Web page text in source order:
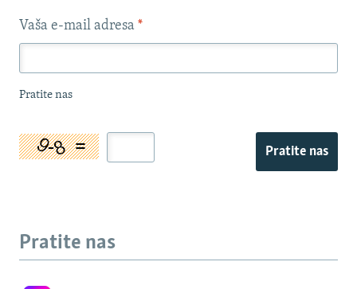
Vaša e-mail adresa *
Pratite nas
Pratite nas
Pratite nas